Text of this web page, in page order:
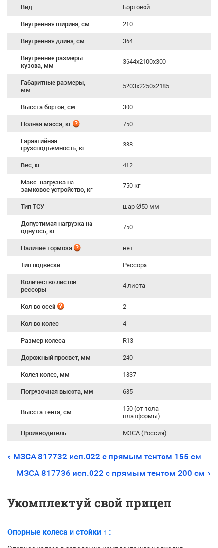
Вид Бортовой
Внутренняя ширина, см 210
Внутренняя длина, см 364
Внутренние размеры
кузова, мм
3644х2100х300
Габаритные размеры,
мм
5203х2250х2185
Высота бортов, см 300
Полная масса, кг 750
Гарантийная
грузоподъемность, кг
338
Вес, кг 412
Макс. нагрузка на
замковое устройство, кг
750 кг
Тип ТСУ шар Ø50 мм
Допустимая нагрузка на
одну ось, кг
750
Наличие тормоза нет
Тип подвески Рессора
Количество листов
рессоры
4 листа
Кол-во осей 2
Кол-во колес 4
Размер колеса R13
Дорожный просвет, мм 240
Колея колес, мм 1837
Погрузочная высота, мм 685
Высота тента, см
150 (от пола
платформы)
Производитель МЗСА (Россия)
МЗСА 817732 исп.022 с прямым тентом 155 см
МЗСА 817736 исп.022 с прямым тентом 200 см
Укомплектуй свой прицеп
Опорные колеса и стойки ↑ :